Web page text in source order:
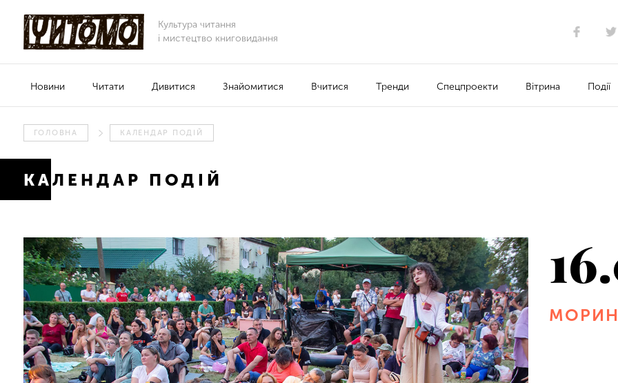
Культура читання
і мистецтво книговидання
Новини Читати Дивитися Знайомитися Вчитися Тренди Спецпроекти Вітрина Події
ГОЛОВНА КАЛЕНДАР ПОДІЙ
КАЛЕНДАР ПОДІЙ